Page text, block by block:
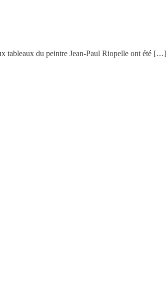
tableaux du peintre Jean-Paul Riopelle ont été […]